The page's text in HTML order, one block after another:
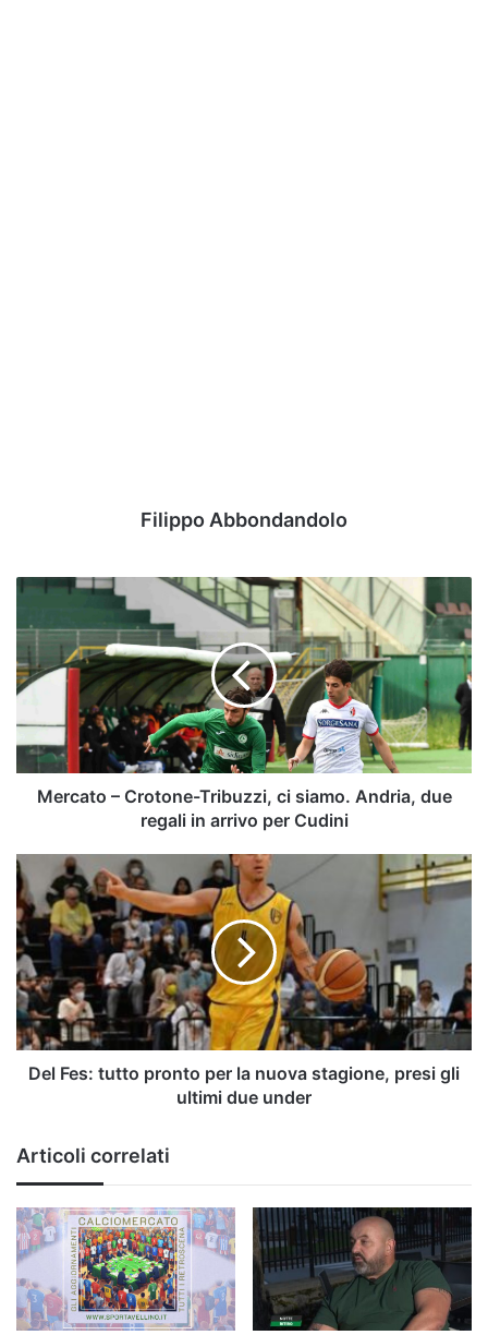
Filippo Abbondandolo
Mercato
Crotone-
Tribuzzi,
ci
siamo.
Andria,
due
regali
Cudini
Mercato – Crotone-Tribuzzi, ci siamo. Andria, due
regali in arrivo per Cudini
Del
Fes:
tutto
pronto
per
la
nuova
stagione,
presi
gliDel Fes: tutto pronto per la nuova stagione, presi gli
ultimi due under
Articoli correlati